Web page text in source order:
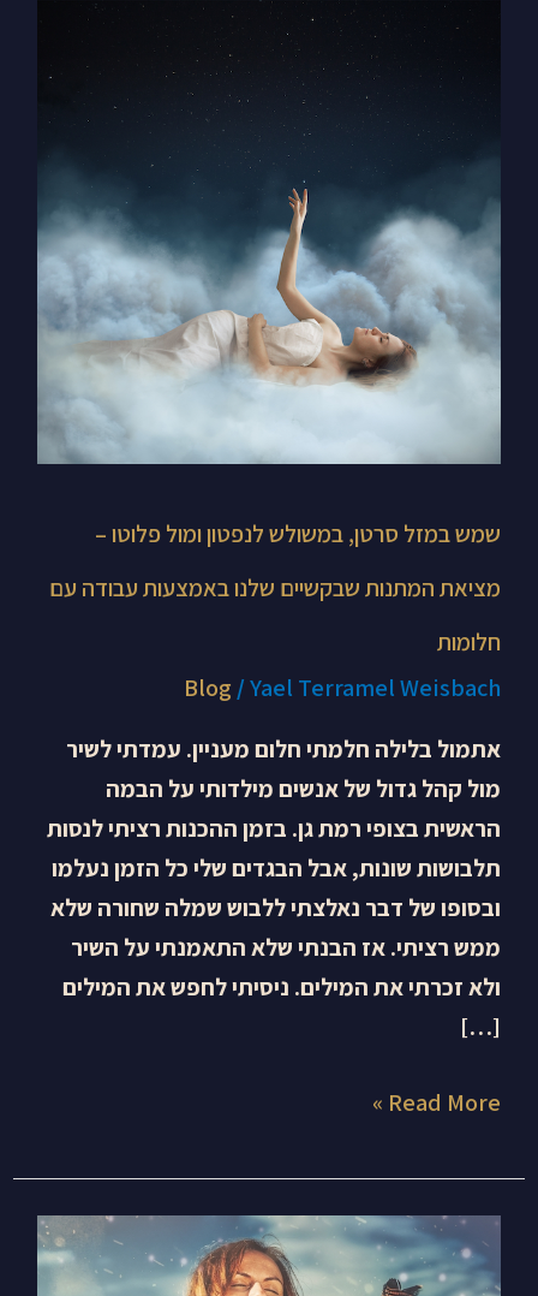
שמש במזל סרטן, במשולש לנפטון ומול פלוטו –
מציאת המתנות שבקשיים שלנו באמצעות עבודה עם
חלומות
Blog /Yael Terramel Weisbach
אתמול בלילה חלמתי חלום מעניין. עמדתי לשיר
מול קהל גדול של אנשים מילדותי על הבמה
הראשית בצופי רמת גן. בזמן ההכנות רציתי לנסות
תלבושות שונות, אבל הבגדים שלי כל הזמן נעלמו
ובסופו של דבר נאלצתי ללבוש שמלה שחורה שלא
ממש רציתי. אז הבנתי שלא התאמנתי על השיר
ולא זכרתי את המילים. ניסיתי לחפש את המילים
[…]
שמש
סרטן,
במשולש
לנפטון
ומול
פלוטו
–
מציאת
המתנות
שלנו
עבודה
Read More »
השבוע
האחרון